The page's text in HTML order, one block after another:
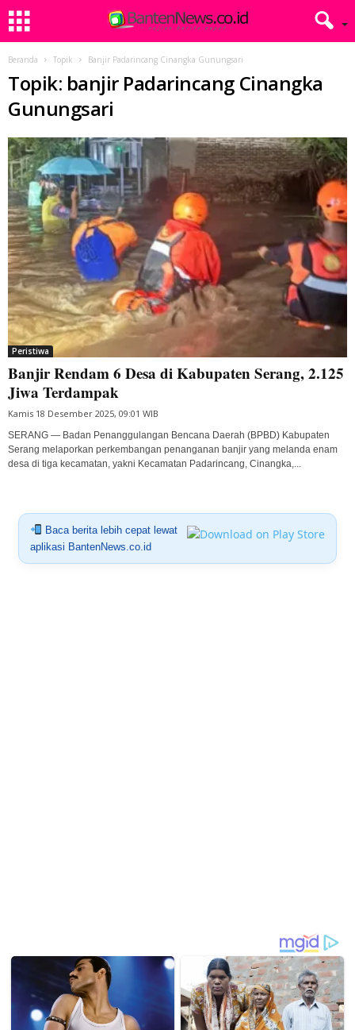
Beranda Topik Banjir Padarincang Cinangka Gunungsari
Topik: banjir Padarincang Cinangka
Gunungsari
Peristiwa
Banjir Rendam 6 Desa di Kabupaten Serang, 2.125
Jiwa Terdampak
Kamis 18 Desember 2025, 09:01 WIB
SERANG — Badan Penanggulangan Bencana Daerah (BPBD) Kabupaten
Serang melaporkan perkembangan penanganan banjir yang melanda enam
desa di tiga kecamatan, yakni Kecamatan Padarincang, Cinangka,...
Baca berita lebih cepat lewat
aplikasi BantenNews.co.id